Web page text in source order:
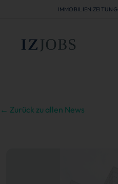
IMMOBILIEN ZEITUNG
← Zurück zu allen News